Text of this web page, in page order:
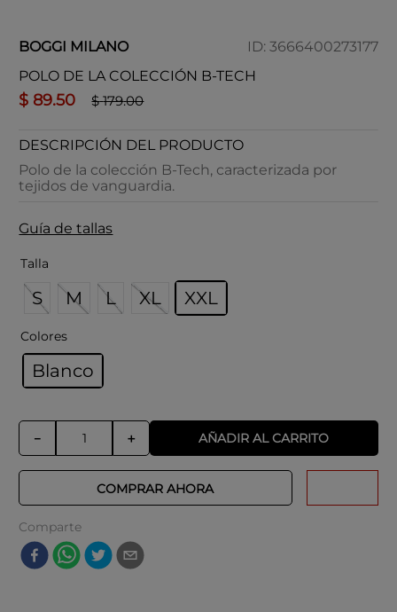
BOGGI MILANO ID: 3666400273177
POLO DE LA COLECCIÓN B-TECH
$ 89.50 $ 179.00
DESCRIPCIÓN DEL PRODUCTO
Polo de la colección B-Tech, caracterizada por
tejidos de vanguardia.
Guía de tallas
Talla
S M L XL XXL
Colores
Blanco
＋
－ AÑADIR AL CARRITO
COMPRAR AHORA
Comparte